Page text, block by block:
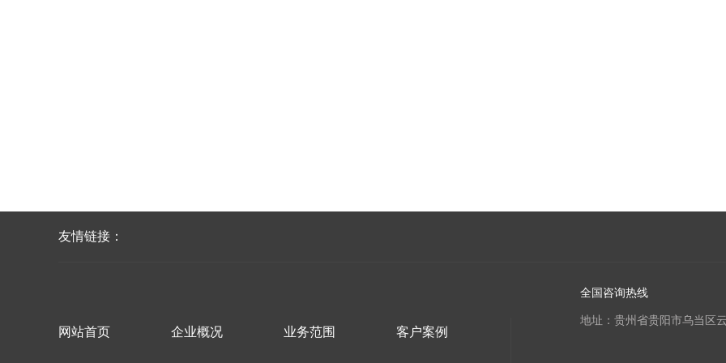
友情链接：
网站首页 企业概况 业务范围 客户案例
全国咨询热线
地址：贵州省贵阳市乌当区